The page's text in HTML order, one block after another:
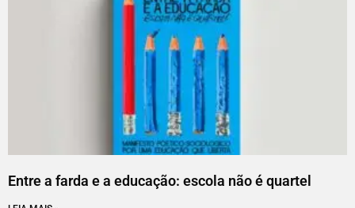
Entre a farda e a educação: escola não é quartel